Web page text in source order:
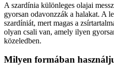
A szardínia különleges olajai
gyorsan odavonzzák a halakat. A
szardíniát, mert magas a
olyan csali van, amely ilyen
közeledben.
Milyen formában